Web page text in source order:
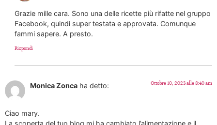
Grazie mille cara. Sono una delle ricette più rifatte nel gruppo
Facebook, quindi super testata e approvata. Comunque
fammi sapere. A presto.
Rispondi
Monica Zonca ha detto: Ottobre 10, 2023 alle 8:40 am
Ciao mary.
La scoperta del tuo blog mi ha cambiato l’alimentazione e il